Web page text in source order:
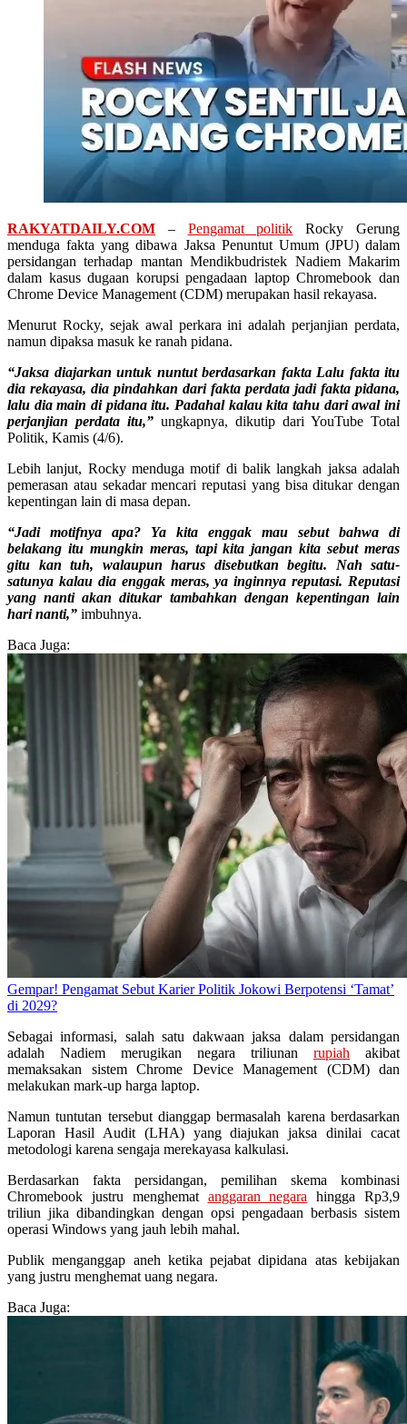
RAKYATDAILY.COM – Pengamat politik Rocky Gerung
menduga fakta yang dibawa Jaksa Penuntut Umum (JPU) dalam
persidangan terhadap mantan Mendikbudristek Nadiem Makarim
dalam kasus dugaan korupsi pengadaan laptop Chromebook dan
Chrome Device Management (CDM) merupakan hasil rekayasa.
Menurut Rocky, sejak awal perkara ini adalah perjanjian perdata,
namun dipaksa masuk ke ranah pidana.
“Jaksa diajarkan untuk nuntut berdasarkan fakta Lalu fakta itu
dia rekayasa, dia pindahkan dari fakta perdata jadi fakta pidana,
lalu dia main di pidana itu. Padahal kalau kita tahu dari awal ini
perjanjian perdata itu,” ungkapnya, dikutip dari YouTube Total
Politik, Kamis (4/6).
Lebih lanjut, Rocky menduga motif di balik langkah jaksa adalah
pemerasan atau sekadar mencari reputasi yang bisa ditukar dengan
kepentingan lain di masa depan.
“Jadi motifnya apa? Ya kita enggak mau sebut bahwa di
belakang itu mungkin meras, tapi kita jangan kita sebut meras
gitu kan tuh, walaupun harus disebutkan begitu. Nah satu-
satunya kalau dia enggak meras, ya inginnya reputasi. Reputasi
yang nanti akan ditukar tambahkan dengan kepentingan lain
hari nanti,” imbuhnya.
Baca Juga:
Gempar! Pengamat Sebut Karier Politik Jokowi Berpotensi ‘Tamat’
di 2029?
Sebagai informasi, salah satu dakwaan jaksa dalam persidangan
adalah Nadiem merugikan negara triliunan rupiah akibat
memaksakan sistem Chrome Device Management (CDM) dan
melakukan mark-up harga laptop.
Namun tuntutan tersebut dianggap bermasalah karena berdasarkan
Laporan Hasil Audit (LHA) yang diajukan jaksa dinilai cacat
metodologi karena sengaja merekayasa kalkulasi.
Berdasarkan fakta persidangan, pemilihan skema kombinasi
Chromebook justru menghemat anggaran negara hingga Rp3,9
triliun jika dibandingkan dengan opsi pengadaan berbasis sistem
operasi Windows yang jauh lebih mahal.
Publik menganggap aneh ketika pejabat dipidana atas kebijakan
yang justru menghemat uang negara.
Baca Juga: